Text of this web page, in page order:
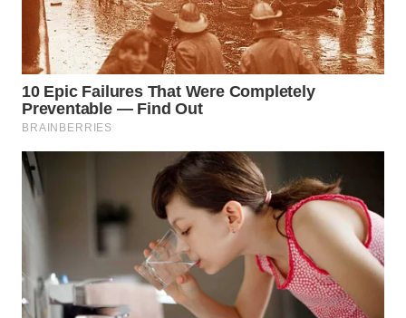
WN
CIREBON
WN
INDRAMAYU
KUNINGAN
WN